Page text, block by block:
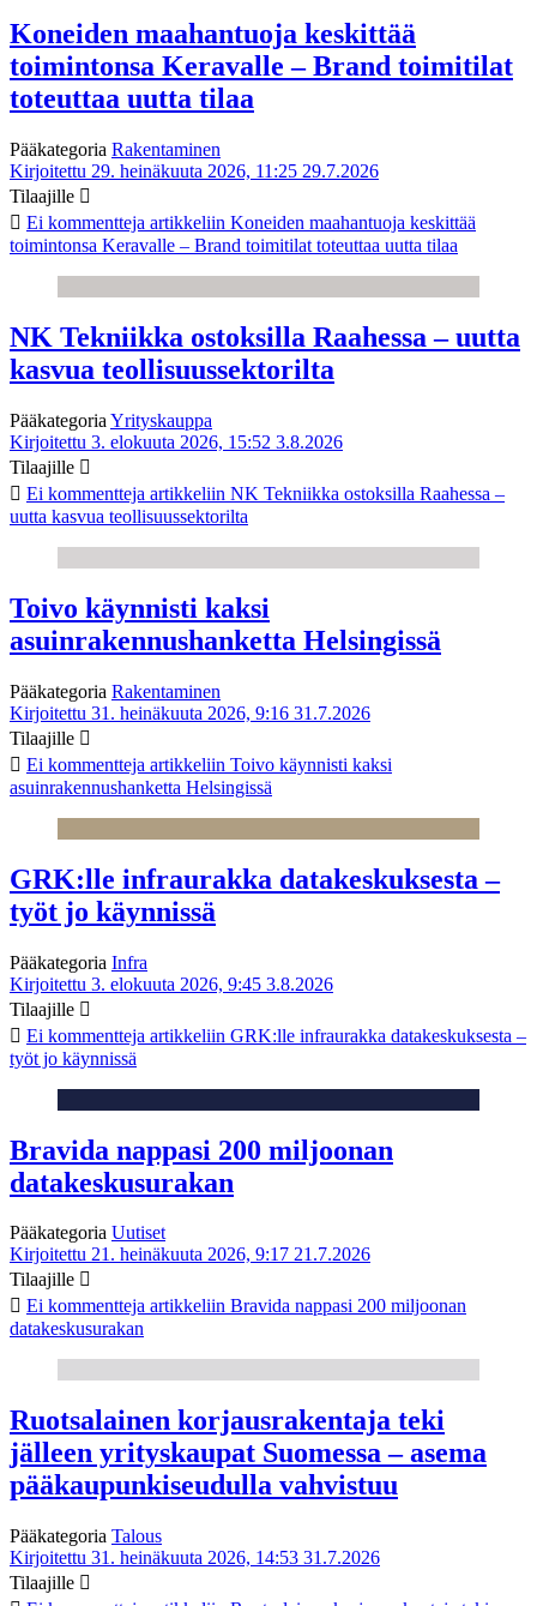
Koneiden maahantuoja keskittää
toimintonsa Keravalle – Brand toimitilat
toteuttaa uutta tilaa
Pääkategoria Rakentaminen
Kirjoitettu 29. heinäkuuta 2026, 11:25 29.7.2026
Tilaajille
Ei kommentteja artikkeliin Koneiden maahantuoja keskittää
toimintonsa Keravalle – Brand toimitilat toteuttaa uutta tilaa
NK Tekniikka ostoksilla Raahessa – uutta
kasvua teollisuussektorilta
Pääkategoria Yrityskauppa
Kirjoitettu 3. elokuuta 2026, 15:52 3.8.2026
Tilaajille
Ei kommentteja artikkeliin NK Tekniikka ostoksilla Raahessa –
uutta kasvua teollisuussektorilta
Toivo käynnisti kaksi
asuinrakennushanketta Helsingissä
Pääkategoria Rakentaminen
Kirjoitettu 31. heinäkuuta 2026, 9:16 31.7.2026
Tilaajille
Ei kommentteja artikkeliin Toivo käynnisti kaksi
asuinrakennushanketta Helsingissä
GRK:lle infraurakka datakeskuksesta –
työt jo käynnissä
Pääkategoria Infra
Kirjoitettu 3. elokuuta 2026, 9:45 3.8.2026
Tilaajille
Ei kommentteja artikkeliin GRK:lle infraurakka datakeskuksesta –
työt jo käynnissä
Bravida nappasi 200 miljoonan
datakeskusurakan
Pääkategoria Uutiset
Kirjoitettu 21. heinäkuuta 2026, 9:17 21.7.2026
Tilaajille
Ei kommentteja artikkeliin Bravida nappasi 200 miljoonan
datakeskusurakan
Ruotsalainen korjausrakentaja teki
jälleen yrityskaupat Suomessa – asema
pääkaupunkiseudulla vahvistuu
Pääkategoria Talous
Kirjoitettu 31. heinäkuuta 2026, 14:53 31.7.2026
Tilaajille